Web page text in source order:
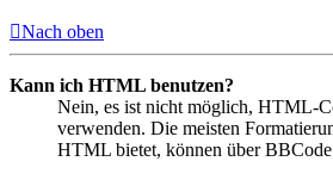
Nach oben
Kann ich HTML benutzen?
Nein, es ist nicht möglich, HTML-
verwenden. Die meisten
HTML bietet, können über